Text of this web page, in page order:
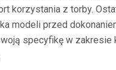
korzystania z torby.
modeli przed
specyfikę w zakresie